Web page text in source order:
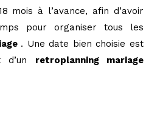
mois à l’avance, afin d’avoir
pour organiser tous les
. Une date bien choisie est
d’un retroplanning mariage